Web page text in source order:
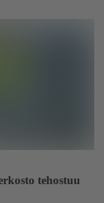
tehostuu